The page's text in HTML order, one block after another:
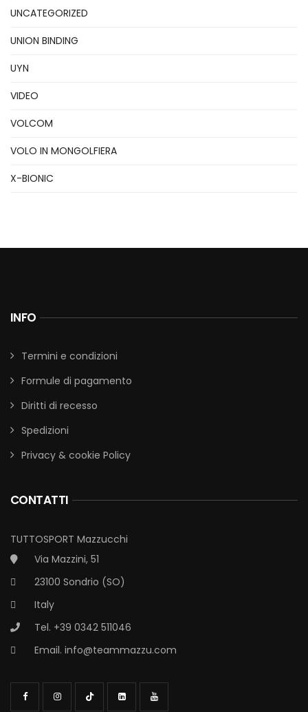
UNCATEGORIZED
UNION BINDING
UYN
VIDEO
VOLCOM
VOLO IN MONGOLFIERA
X-BIONIC
INFO
Termini e condizioni
Formule di pagamento
Diritti di recesso
Spedizioni
Privacy & cookie Policy
CONTATTI
TUTTOSPORT Mazzucchi
Via Mazzini, 51
23100 Sondrio (SO)
Italy
Tel. +39 0342 511046
Email. info@teammazzu.com